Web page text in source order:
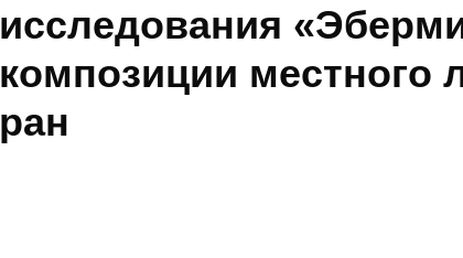
исследования
композиции местного
ран